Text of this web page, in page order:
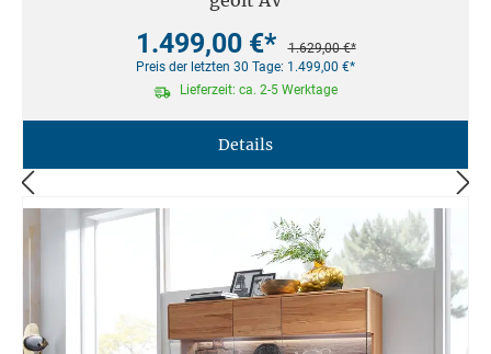
1.499,00 €*
1.629,00 €*
Preis der letzten 30 Tage: 1.499,00 €*
Lieferzeit: ca. 2-5 Werktage
Details